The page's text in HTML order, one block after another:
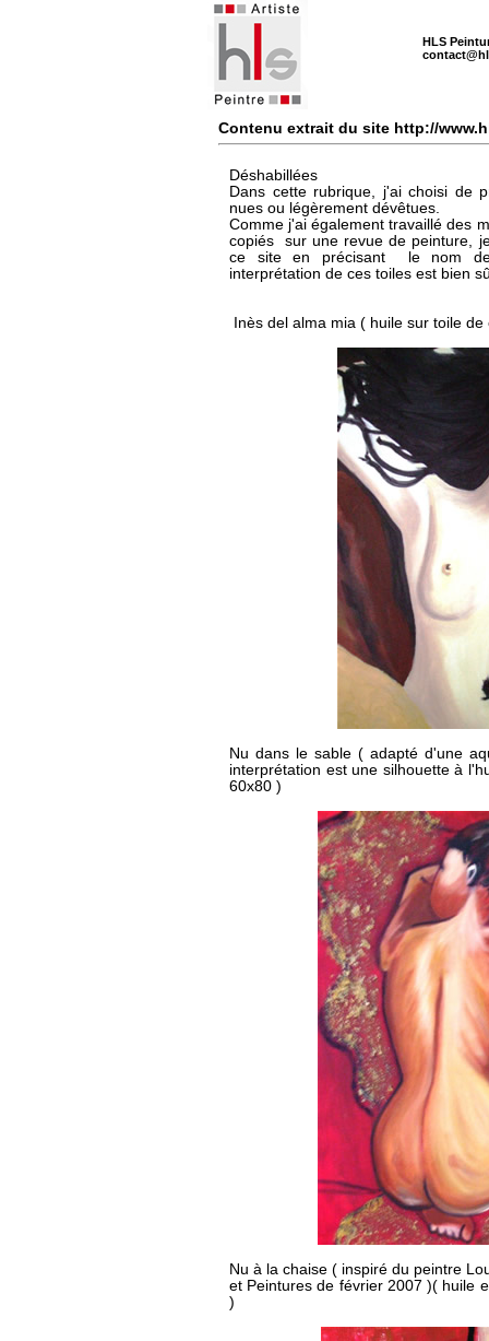
HLS
Contenu extrait du site http://
Déshabillées
Dans cette rubrique, j'ai choisi de
nues ou légèrement dévêtues.
Comme j'ai également travaillé des
copiés sur une revue de peinture,
ce site en précisant le nom
interprétation de ces toiles est bien
Inès del alma mia ( huile sur toile de
Nu dans le sable ( adapté d'une
interprétation est une silhouette à
60x80 )
Nu à la chaise ( inspiré du peintre
et Peintures de février 2007 )( huile
)